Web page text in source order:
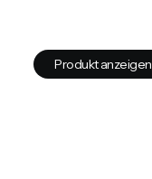
Produkt anzeigen